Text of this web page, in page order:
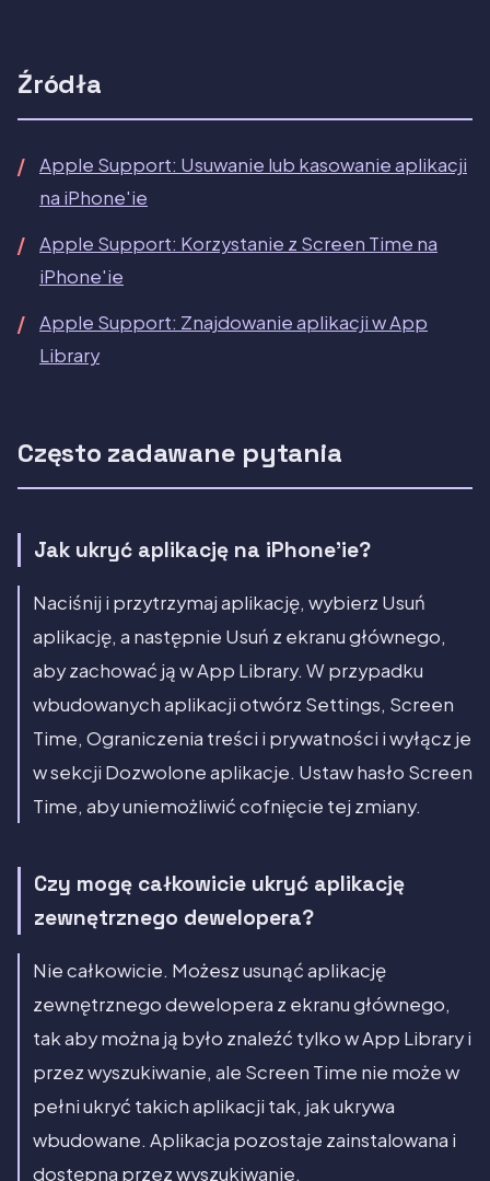
Źródła
Apple Support: Usuwanie lub kasowanie aplikacji
na iPhone'ie
Apple Support: Korzystanie z Screen Time na
iPhone'ie
Apple Support: Znajdowanie aplikacji w App
Library
Często zadawane pytania
Jak ukryć aplikację na iPhone'ie?
Naciśnij i przytrzymaj aplikację, wybierz Usuń
aplikację, a następnie Usuń z ekranu głównego,
aby zachować ją w App Library. W przypadku
wbudowanych aplikacji otwórz Settings, Screen
Time, Ograniczenia treści i prywatności i wyłącz je
w sekcji Dozwolone aplikacje. Ustaw hasło Screen
Time, aby uniemożliwić cofnięcie tej zmiany.
Czy mogę całkowicie ukryć aplikację
zewnętrznego dewelopera?
Nie całkowicie. Możesz usunąć aplikację
zewnętrznego dewelopera z ekranu głównego,
tak aby można ją było znaleźć tylko w App Library i
przez wyszukiwanie, ale Screen Time nie może w
pełni ukryć takich aplikacji tak, jak ukrywa
wbudowane. Aplikacja pozostaje zainstalowana i
dostępna przez wyszukiwanie.